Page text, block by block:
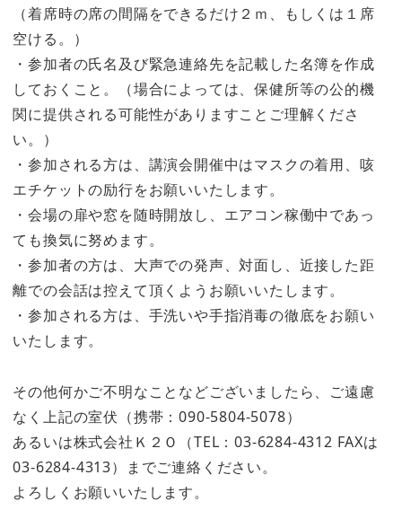
（着席時の席の間隔をできるだけ２ｍ、もしくは１席
空ける。）
・参加者の氏名及び緊急連絡先を記載した名簿を作成
しておくこと。（場合によっては、保健所等の公的機
関に提供される可能性がありますことご理解くださ
い。）
・参加される方は、講演会開催中はマスクの着用、咳
エチケットの励行をお願いいたします。
・会場の扉や窓を随時開放し、エアコン稼働中であっ
ても換気に努めます。
・参加者の方は、大声での発声、対面し、近接した距
離での会話は控えて頂くようお願いいたします。
・参加される方は、手洗いや手指消毒の徹底をお願い
いたします。
その他何かご不明なことなどございましたら、ご遠慮
なく上記の室伏（携帯：090-5804-5078）
あるいは株式会社Ｋ２Ｏ（TEL：03-6284-4312 FAXは
03-6284-4313）までご連絡ください。
よろしくお願いいたします。